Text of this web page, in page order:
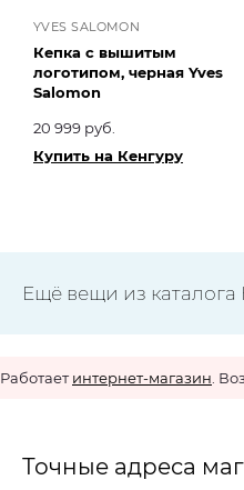
YVES SALOMON
Кепка с вышитым
логотипом, черная Yves
Salomon
20 999 руб.
Купить на Кенгуру
Ещё вещи из каталога
Работаетинтернет-магазин .
Точные адреса